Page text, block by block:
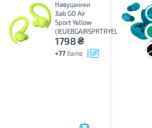
Навушники
Jlab GO Air
Sport Yellow
(IEUEBGAIRSPRTRYEL124)
1798₴
+77 балів